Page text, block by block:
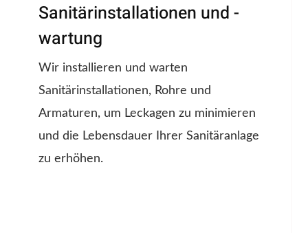
Sanitärinstallationen und -
wartung
Wir installieren und warten
Sanitärinstallationen, Rohre und
Armaturen, um Leckagen zu minimieren
und die Lebensdauer Ihrer Sanitäranlage
zu erhöhen.